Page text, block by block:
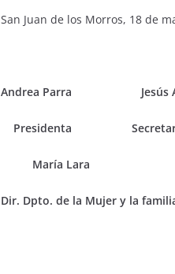
San Juan de los Morros, 18 de
Andrea Parra
Presidenta
María Lara
Dir. Dpto. de la Mujer y la